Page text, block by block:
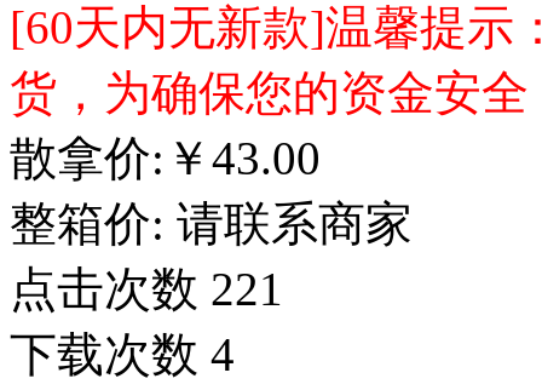
[60天内无新款]温馨提示
货，为确保您的资金安
散拿价: ￥43.00
整箱价: 请联系商家
点击次数 221
下载次数 4